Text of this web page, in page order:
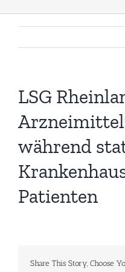
LSG
während
Patienten
Share This Story, Choose